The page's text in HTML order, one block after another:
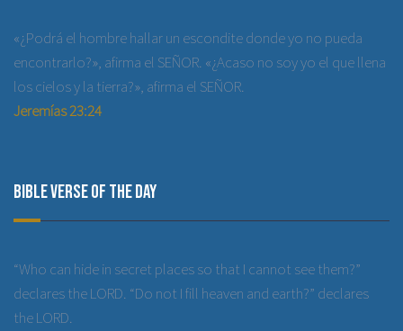
«¿Podrá el hombre hallar un escondite donde yo no pueda
encontrarlo?», afirma el SEÑOR. «¿Acaso no soy yo el que llena
los cielos y la tierra?», afirma el SEÑOR.
Jeremías 23:24
Bible Verse of the Day
“Who can hide in secret places so that I cannot see them?”
declares the LORD. “Do not I fill heaven and earth?” declares
the LORD.